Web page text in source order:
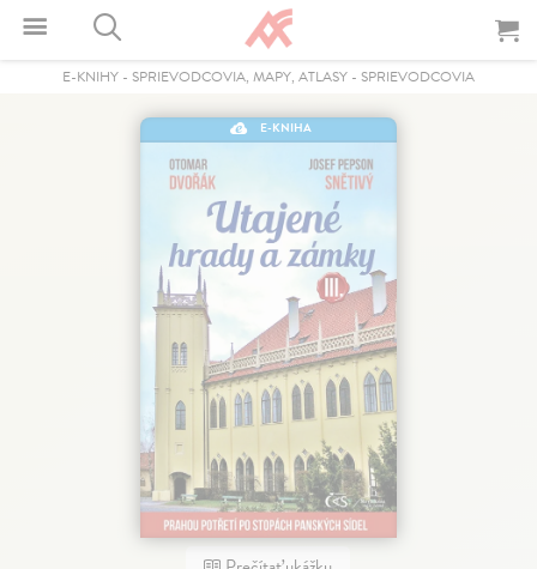
E-KNIHY - SPRIEVODCOVIA, MAPY, ATLASY - SPRIEVODCOVIA
E-KNIHA